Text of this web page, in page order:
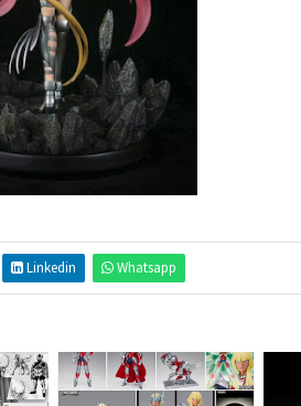
Linkedin Whatsapp